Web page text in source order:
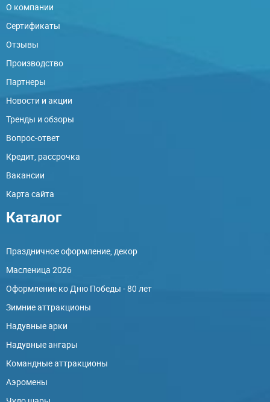
О компании
Сертификаты
Отзывы
Производство
Партнеры
Новости и акции
Тренды и обзоры
Вопрос-ответ
Кредит, рассрочка
Вакансии
Карта сайта
Каталог
Праздничное оформление, декор
Масленица 2026
Оформление ко Дню Победы - 80 лет
Зимние аттракционы
Надувные арки
Надувные ангары
Командные аттракционы
Аэромены